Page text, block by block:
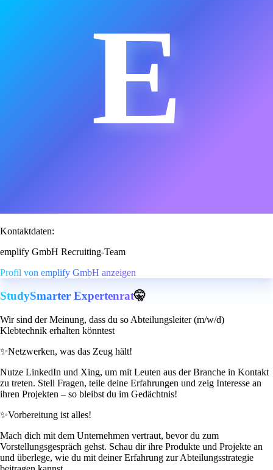
E
Kontaktdaten:
emplify GmbH Recruiting-Team
Profil von emplify GmbH anzeigen
StudySmarter Expertenrat🤫
Wir sind der Meinung, dass du so Abteilungsleiter (m/w/d)
Klebtechnik erhalten könntest
✨Netzwerken, was das Zeug hält!
Nutze LinkedIn und Xing, um mit Leuten aus der Branche in Kontakt
zu treten. Stell Fragen, teile deine Erfahrungen und zeig Interesse an
ihren Projekten – so bleibst du im Gedächtnis!
✨Vorbereitung ist alles!
Mach dich mit dem Unternehmen vertraut, bevor du zum
Vorstellungsgespräch gehst. Schau dir ihre Produkte und Projekte an
und überlege, wie du mit deiner Erfahrung zur Abteilungsstrategie